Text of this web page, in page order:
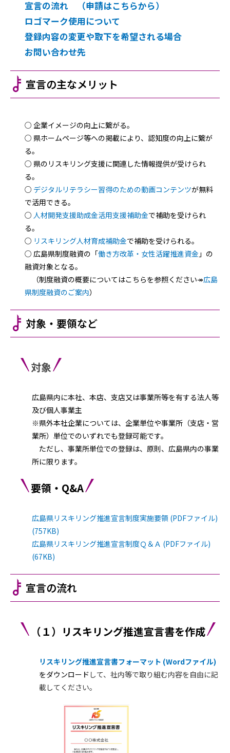
宣言の流れ （申請はこちらから）
ロゴマーク使用について
登録内容の変更や取下を希望される場合
お問い合わせ先
宣言の主なメリット
○ 企業イメージの向上に繋がる。
○ 県ホームページ等への掲載により、認知度の向上に繋が
る。
○ 県のリスキリング支援に関連した情報提供が受けられ
る。
​○ デジタルリテラシー習得のための動画コンテンツが無料
で活用できる。
​○ 人材開発支援助成金活用支援補助金で補助を受けられ
る。​
○ リスキリング人材育成補助金で補助を受けられる。
○ 広島県制度融資の「働き方改革・女性活躍推進資金 」の
融資対象となる。
（制度融資の概要についてはこちらを参照ください↠広島
県制度融資のご案内）
対象・要領など
対象
広島県内に本社、本店、支店又は事業所等を有する法人等
及び個人事業主
※県外本社企業については、企業単位や事業所（支店・営
業所）単位でのいずれでも登録可能です。
ただし、事業所単位での登録は、原則、広島県内の事業
所に限ります。
要領・Q&A
広島県リスキリング推進宣言制度実施要領 (PDFファイル)
(757KB)
広島県リスキリング推進宣言制度Ｑ＆Ａ (PDFファイル)
(67KB)
宣言の流れ
（１）リスキリング推進宣言書を作成
リスキリング推進宣言書フォーマット (Wordファイル)
をダウンロード して、社内等で取り組む内容を自由に記
載してください。